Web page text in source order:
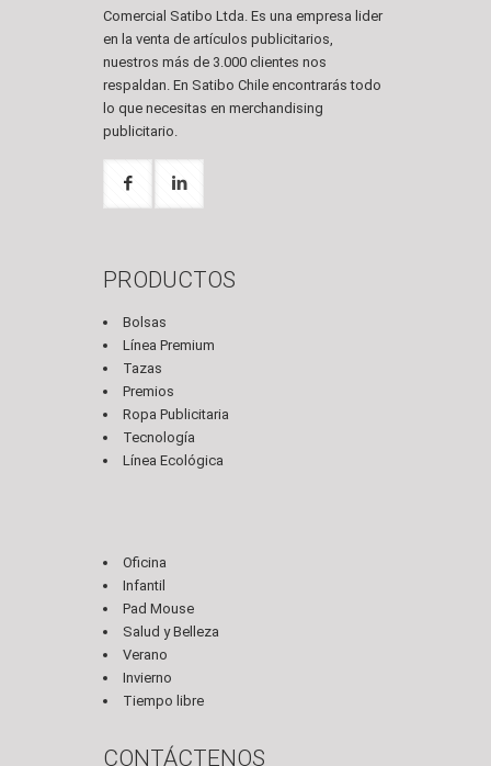
Comercial Satibo Ltda. Es una empresa lider
en la venta de artículos publicitarios,
nuestros más de 3.000 clientes nos
respaldan. En Satibo Chile encontrarás todo
lo que necesitas en merchandising
publicitario.
PRODUCTOS
Bolsas
Línea Premium
Tazas
Premios
Ropa Publicitaria
Tecnología
Línea Ecológica
Oficina
Infantil
Pad Mouse
Salud y Belleza
Verano
Invierno
Tiempo libre
CONTÁCTENOS